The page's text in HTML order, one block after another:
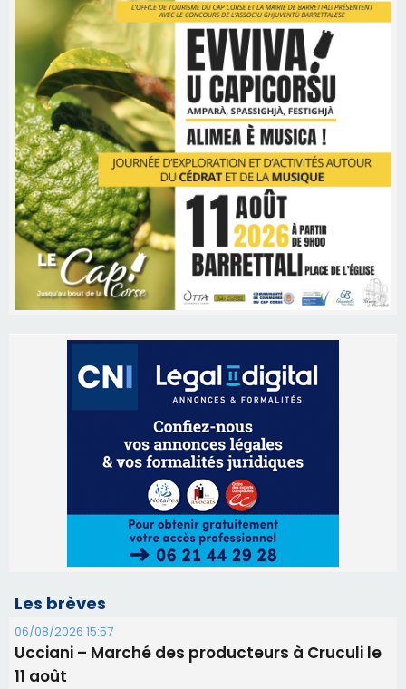
Les brèves
06/08/2026 15:57
Ucciani – Marché des producteurs à Cruculi le
11 août